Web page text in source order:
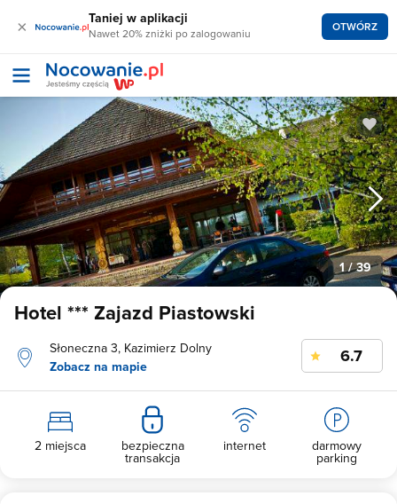
× Taniej w aplikacji
Nawet 20% zniżki po zalogowaniu OTWÓRZ
1/ 39
Hotel *** Zajazd Piastowski
Słoneczna 3, Kazimierz Dolny
Zobacz na mapie
6.7
2 miejsca bezpieczna
transakcja
internet darmowy
parking